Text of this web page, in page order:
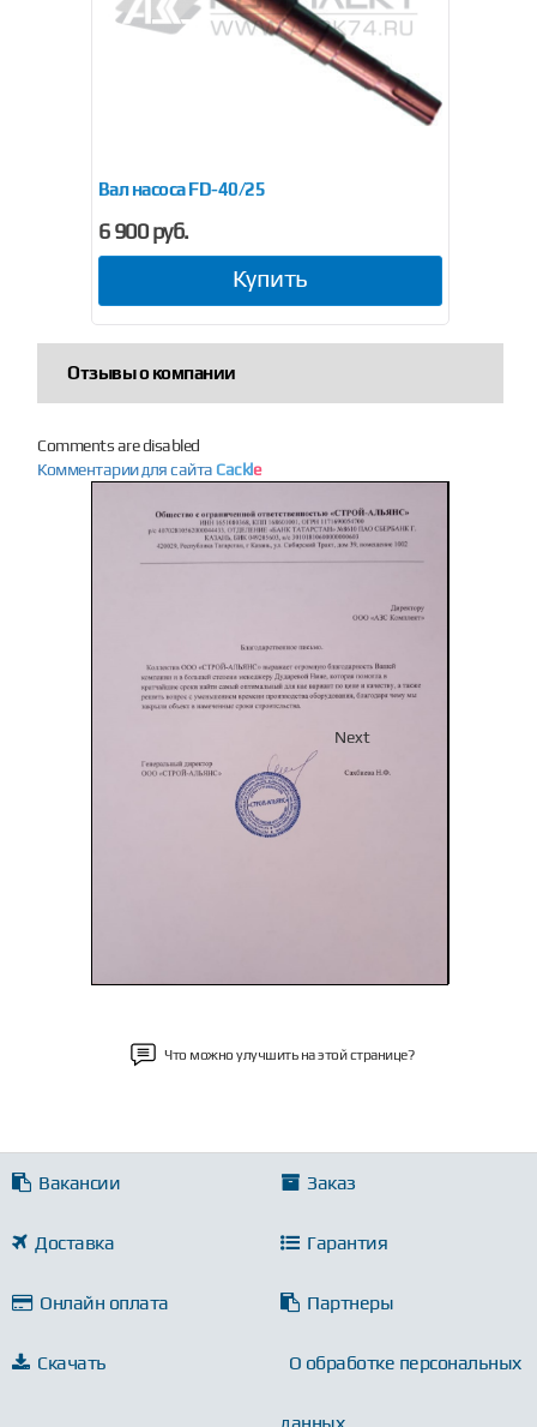
Вал насоса FD-40/25
6 900 руб.
Купить
Отзывы о компании
Comments are disabled
Комментарии для сайта Cackle
Next
Что можно улучшить на этой странице?
Вакансии Заказ
Доставка Гарантия
Онлайн оплата Партнеры
Скачать О обработке персональных